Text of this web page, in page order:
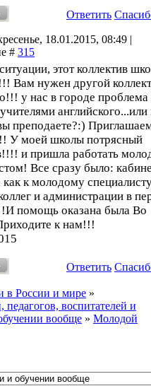
Ответить
18.01.2015, 08:49 |
# 315
этот коллектив
Вам нужен другой
у нас в городе проблема
английского...или
преподаете?:)
У моей школы потрясный
и пришла работать
Все сразу было:
к молодому
и администрации в
помощь оказана была Во
к нам!!!
Ответить
в России и мире »
воспитателей и
вообще » Молодой